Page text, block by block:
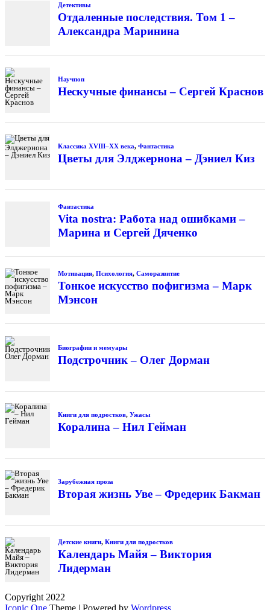
Детективы
Отдаленные последствия. Том 1 –
Александра Маринина
Научпоп
Нескучные финансы – Сергей Краснов
Классика XVIII–XX века, Фантастика
Цветы для Элджернона – Дэниел Киз
Фантастика
Vita nostra: Работа над ошибками –
Марина и Сергей Дяченко
Мотивация, Психология, Саморазвитие
Тонкое искусство пофигизма – Марк
Мэнсон
Биографии и мемуары
Подстрочник – Олег Дорман
Книги для подростков, Ужасы
Коралина – Нил Гейман
Зарубежная проза
Вторая жизнь Уве – Фредерик Бакман
Детские книги, Книги для подростков
Календарь Майя – Виктория
Лидерман
Copyright 2022
Iconic One Theme | Powered by Wordpress